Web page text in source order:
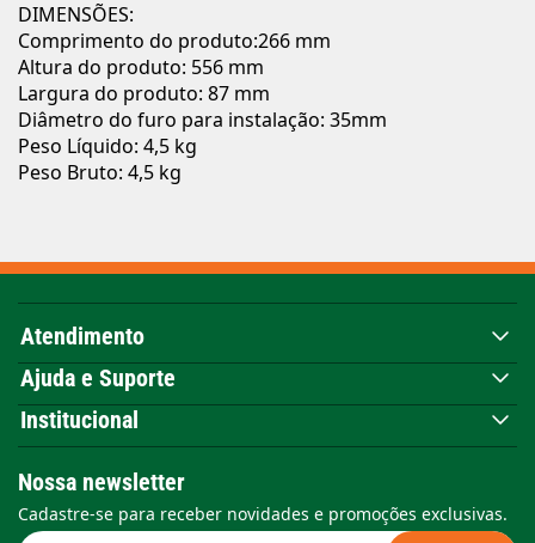
DIMENSÕES:
Comprimento do produto:266 mm
Altura do produto: 556 mm
Largura do produto: 87 mm
Diâmetro do furo para instalação: 35mm
Peso Líquido: 4,5 kg
Peso Bruto: 4,5 kg
Atendimento
Ajuda e Suporte
Institucional
Nossa newsletter
Cadastre-se para receber novidades e promoções exclusivas.